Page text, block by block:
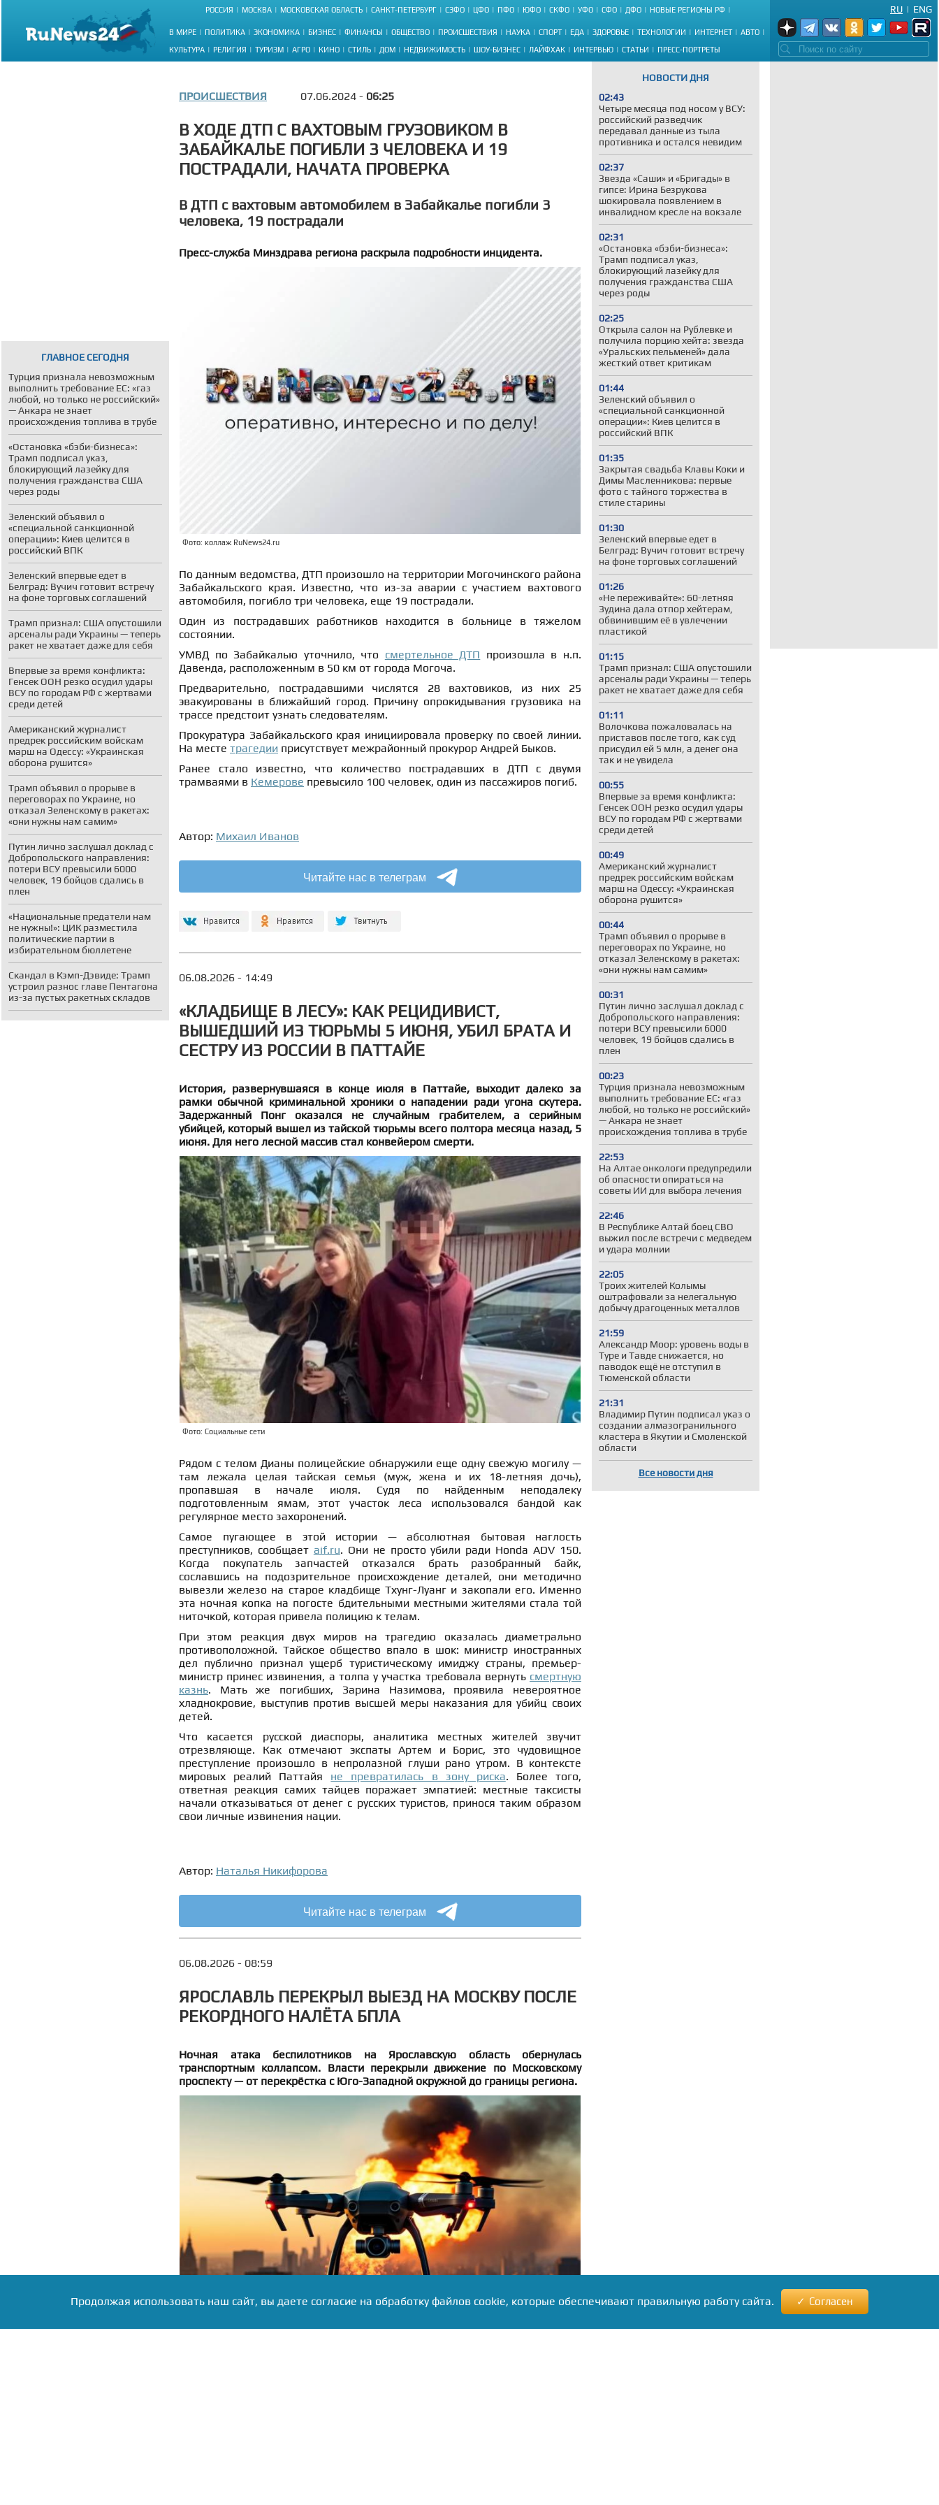
РОССИЯ МОСКВА МОСКОВСКАЯ ОБЛАСТЬ САНКТ-ПЕТЕРБУРГ СЗФО ЦФО ПФО ЮФО СКФО УФО СФО ДФО НОВЫЕ РЕГИОНЫ РФ
В МИРЕ ПОЛИТИКА ЭКОНОМИКА БИЗНЕС ФИНАНСЫ ОБЩЕСТВО ПРОИСШЕСТВИЯ НАУКА СПОРТ ЕДА ЗДОРОВЬЕ ТЕХНОЛОГИИ ИНТЕРНЕТ АВТО
КУЛЬТУРА РЕЛИГИЯ ТУРИЗМ АГРО КИНО СТИЛЬ ДОМ НЕДВИЖИМОСТЬ ШОУ-БИЗНЕС ЛАЙФХАК ИНТЕРВЬЮ СТАТЬИ ПРЕСС-ПОРТРЕТЫ
ENG
|
RU
ГЛАВНОЕ СЕГОДНЯ
Турция признала невозможным
выполнить требование ЕС: «газ
любой, но только не российский»
— Анкара не знает
происхождения топлива в трубе
«Остановка «бэби-бизнеса»:
Трамп подписал указ,
блокирующий лазейку для
получения гражданства США
через роды
Зеленский объявил о
«специальной санкционной
операции»: Киев целится в
российский ВПК
Зеленский впервые едет в
Белград: Вучич готовит встречу
на фоне торговых соглашений
Трамп признал: США опустошили
арсеналы ради Украины — теперь
ракет не хватает даже для себя
Впервые за время конфликта:
Генсек ООН резко осудил удары
ВСУ по городам РФ с жертвами
среди детей
Американский журналист
предрек российским войскам
марш на Одессу: «Украинская
оборона рушится»
Трамп объявил о прорыве в
переговорах по Украине, но
отказал Зеленскому в ракетах:
«они нужны нам самим»
Путин лично заслушал доклад с
Добропольского направления:
потери ВСУ превысили 6000
человек, 19 бойцов сдались в
плен
«Национальные предатели нам
не нужны!»: ЦИК разместила
политические партии в
избирательном бюллетене
Скандал в Кэмп-Дэвиде: Трамп
устроил разнос главе Пентагона
из-за пустых ракетных складов
НОВОСТИ ДНЯ
02:43
Четыре месяца под носом у ВСУ:
российский разведчик
передавал данные из тыла
противника и остался невидим
02:37
Звезда «Саши» и «Бригады» в
гипсе: Ирина Безрукова
шокировала появлением в
инвалидном кресле на вокзале
02:31
«Остановка «бэби-бизнеса»:
Трамп подписал указ,
блокирующий лазейку для
получения гражданства США
через роды
02:25
Открыла салон на Рублевке и
получила порцию хейта: звезда
«Уральских пельменей» дала
жесткий ответ критикам
01:44
Зеленский объявил о
«специальной санкционной
операции»: Киев целится в
российский ВПК
01:35
Закрытая свадьба Клавы Коки и
Димы Масленникова: первые
фото с тайного торжества в
стиле старины
01:30
Зеленский впервые едет в
Белград: Вучич готовит встречу
на фоне торговых соглашений
01:26
«Не переживайте»: 60-летняя
Зудина дала отпор хейтерам,
обвинившим её в увлечении
пластикой
01:15
Трамп признал: США опустошили
арсеналы ради Украины — теперь
ракет не хватает даже для себя
01:11
Волочкова пожаловалась на
приставов после того, как суд
присудил ей 5 млн, а денег она
так и не увидела
00:55
Впервые за время конфликта:
Генсек ООН резко осудил удары
ВСУ по городам РФ с жертвами
среди детей
00:49
Американский журналист
предрек российским войскам
марш на Одессу: «Украинская
оборона рушится»
00:44
Трамп объявил о прорыве в
переговорах по Украине, но
отказал Зеленскому в ракетах:
«они нужны нам самим»
00:31
Путин лично заслушал доклад с
Добропольского направления:
потери ВСУ превысили 6000
человек, 19 бойцов сдались в
плен
00:23
Турция признала невозможным
выполнить требование ЕС: «газ
любой, но только не российский»
— Анкара не знает
происхождения топлива в трубе
22:53
На Алтае онкологи предупредили
об опасности опираться на
советы ИИ для выбора лечения
22:46
В Республике Алтай боец СВО
выжил после встречи с медведем
и удара молнии
22:05
Троих жителей Колымы
оштрафовали за нелегальную
добычу драгоценных металлов
21:59
Александр Моор: уровень воды в
Туре и Тавде снижается, но
паводок ещё не отступил в
Тюменской области
21:31
Владимир Путин подписал указ о
создании алмазогранильного
кластера в Якутии и Смоленской
области
Все новости дня
ПРОИСШЕСТВИЯ 07.06.2024 - 06:25
В ХОДЕ ДТП С ВАХТОВЫМ ГРУЗОВИКОМ В
ЗАБАЙКАЛЬЕ ПОГИБЛИ 3 ЧЕЛОВЕКА И 19
ПОСТРАДАЛИ, НАЧАТА ПРОВЕРКА
В ДТП с вахтовым автомобилем в Забайкалье погибли 3
человека, 19 пострадали
Пресс-служба Минздрава региона раскрыла подробности инцидента.
Фото: коллаж RuNews24.ru
По данным ведомства, ДТП произошло на территории Могочинского района
Забайкальского края. Известно, что из-за аварии с участием вахтового
автомобиля, погибло три человека, еще 19 пострадали.
Один из пострадавших работников находится в больнице в тяжелом
состоянии.
УМВД по Забайкалью уточнило, что смертельное ДТП произошла в н.п.
Давенда, расположенным в 50 км от города Могоча.
Предварительно, пострадавшими числятся 28 вахтовиков, из них 25
эвакуированы в ближайший город. Причину опрокидывания грузовика на
трассе предстоит узнать следователям.
Прокуратура Забайкальского края инициировала проверку по своей линии.
На месте трагедии присутствует межрайонный прокурор Андрей Быков.
Ранее стало известно, что количество пострадавших в ДТП с двумя
трамваями в Кемерове превысило 100 человек, один из пассажиров погиб.
Автор: Михаил Иванов
Читайте нас в телеграм
06.08.2026 - 14:49
«КЛАДБИЩЕ В ЛЕСУ»: КАК РЕЦИДИВИСТ,
ВЫШЕДШИЙ ИЗ ТЮРЬМЫ 5 ИЮНЯ, УБИЛ БРАТА И
СЕСТРУ ИЗ РОССИИ В ПАТТАЙЕ
История, развернувшаяся в конце июля в Паттайе, выходит далеко за
рамки обычной криминальной хроники о нападении ради угона скутера.
Задержанный Понг оказался не случайным грабителем, а серийным
убийцей, который вышел из тайской тюрьмы всего полтора месяца назад, 5
июня. Для него лесной массив стал конвейером смерти.
Фото: Социальные сети
Рядом с телом Дианы полицейские обнаружили еще одну свежую могилу —
там лежала целая тайская семья (муж, жена и их 18-летняя дочь),
пропавшая в начале июля. Судя по найденным неподалеку
подготовленным ямам, этот участок леса использовался бандой как
регулярное место захоронений.
Самое пугающее в этой истории — абсолютная бытовая наглость
преступников, сообщает aif.ru. Они не просто убили ради Honda ADV 150.
Когда покупатель запчастей отказался брать разобранный байк,
сославшись на подозрительное происхождение деталей, они методично
вывезли железо на старое кладбище Тхунг-Луанг и закопали его. Именно
эта ночная копка на погосте бдительными местными жителями стала той
ниточкой, которая привела полицию к телам.
При этом реакция двух миров на трагедию оказалась диаметрально
противоположной. Тайское общество впало в шок: министр иностранных
дел публично признал ущерб туристическому имиджу страны, премьер-
министр принес извинения, а толпа у участка требовала вернуть смертную
казнь. Мать же погибших, Зарина Назимова, проявила невероятное
хладнокровие, выступив против высшей меры наказания для убийц своих
детей.
Что касается русской диаспоры, аналитика местных жителей звучит
отрезвляюще. Как отмечают экспаты Артем и Борис, это чудовищное
преступление произошло в непролазной глуши рано утром. В контексте
мировых реалий Паттайя не превратилась в зону риска. Более того,
ответная реакция самих тайцев поражает эмпатией: местные таксисты
начали отказываться от денег с русских туристов, принося таким образом
свои личные извинения нации.
Автор: Наталья Никифорова
Читайте нас в телеграм
06.08.2026 - 08:59
ЯРОСЛАВЛЬ ПЕРЕКРЫЛ ВЫЕЗД НА МОСКВУ ПОСЛЕ
РЕКОРДНОГО НАЛЁТА БПЛА
Ночная атака беспилотников на Ярославскую область обернулась
транспортным коллапсом. Власти перекрыли движение по Московскому
проспекту — от перекрёстка с Юго-Западной окружной до границы региона.
Продолжая использовать наш сайт, вы даете согласие на обработку файлов cookie, которые обеспечивают правильную работу сайта. Согласен